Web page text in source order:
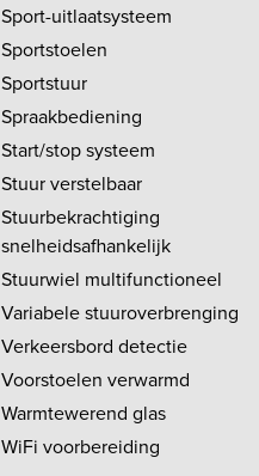
Sport-uitlaatsysteem
Sportstoelen
Sportstuur
Spraakbediening
Start/stop systeem
Stuur verstelbaar
Stuurbekrachtiging
snelheidsafhankelijk
Stuurwiel multifunctioneel
Variabele stuuroverbrenging
Verkeersbord detectie
Voorstoelen verwarmd
Warmtewerend glas
WiFi voorbereiding